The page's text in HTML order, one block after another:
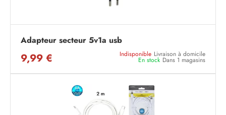
Adapteur secteur 5v1a usb
9,99 € Indisponible Livraison à domicile
En stock Dans 1 magasins